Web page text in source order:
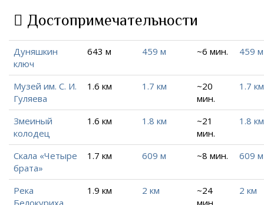
Достопримечательности
Дуняшкин
ключ
643 м 459 м ~6 мин. 459 м
Музей им. С. И.
Гуляева
1.6 км 1.7 км
~20
мин.
1.7 км
Змеиный
колодец
1.6 км 1.8 км
~21
мин.
1.8 км
Скала «Четыре
брата»
1.7 км 609 м ~8 мин. 609 м
Река
1.9 км 2 км
~24
2 км